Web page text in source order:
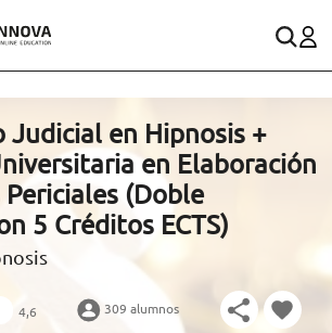
(gratuito en España)
Judicial en Hipnosis +
en Elaboración
(Doble
5 Créditos ECTS)
4,6 309 alumnos